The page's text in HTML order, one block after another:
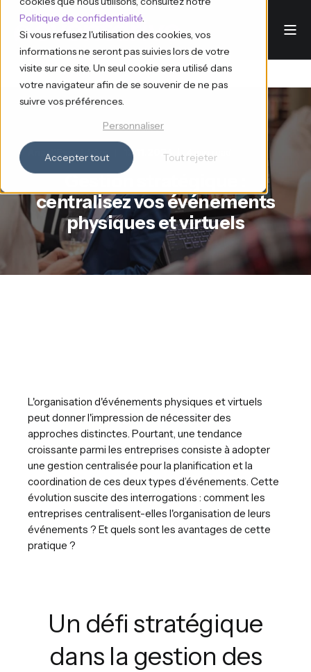
Politique de confidentialité.
Si vous refusez l'utilisation des cookies, vos
informations ne seront pas suivies lors de votre
visite sur ce site. Un seul cookie sera utilisé dans
votre navigateur afin de se souvenir de ne pas
suivre vos préférences.
Personnaliser
Accepter tout Tout rejeter
Ana d'Eventdrive 12.11.2024 4 min read
Gestion stratégique :
centralisez vos événements
physiques et virtuels
L'organisation d'événements physiques et virtuels
peut donner l'impression de nécessiter des
approches distinctes. Pourtant, une tendance
croissante parmi les entreprises consiste à adopter
une gestion centralisée pour la planification et la
coordination de ces deux types d’événements. Cette
évolution suscite des interrogations : comment les
entreprises centralisent-elles l'organisation de leurs
événements ? Et quels sont les avantages de cette
pratique ?
Un défi stratégique
dans la gestion des